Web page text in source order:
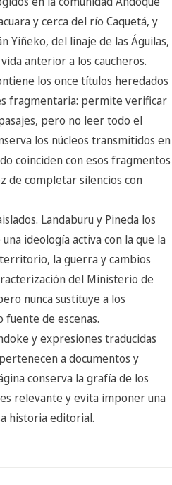
y cerca del río Caquetá, y
Yiñeko, del linaje de las Águilas,
anterior a los caucheros.
los once títulos heredados
fragmentaria: permite verificar
pero no leer todo el
los núcleos transmitidos en
coinciden con esos fragmentos
de completar silencios con
Landaburu y Pineda los
ideología activa con la que la
la guerra y cambios
del Ministerio de
nunca sustituye a los
fuente de escenas.
y expresiones traducidas
a documentos y
conserva la grafía de los
relevante y evita imponer una
historia editorial.